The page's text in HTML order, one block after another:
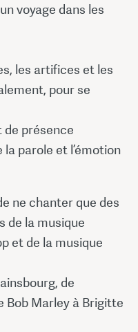
voyage dans les
les artifices et les
pour se
de présence
parole et l’émotion
ne chanter que des
de la musique
et de la musique
de
Bob Marley à Brigitte